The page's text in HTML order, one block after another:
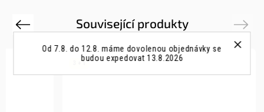
Od 7.8. do 12.8. máme dovolenou objednávky se
budou expedovat 13.8.2026
Související produkty
Previous
3 + 1
Next